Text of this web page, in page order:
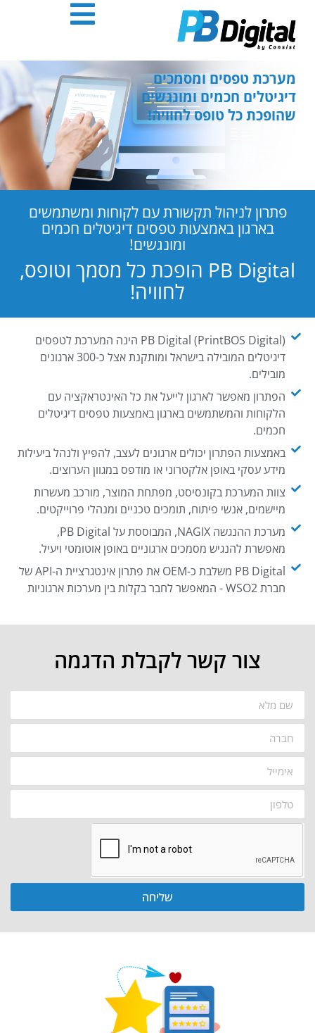
אנטר
מערכת טפסים ומסמכים
דיגיטלים חכמים ומונגשים
שהופכת כל טופס לחוויה!
פתרון לניהול תקשורת עם לקוחות ומשתמשים
בארגון באמצעות טפסים דיגיטלים חכמים
ומונגשים!
PB Digital הופכת כל מסמך וטופס,
לחוויה!
PB Digital (PrintBOS Digital) הינה המערכת לטפסים
דיגיטלים המובילה בישראל ומותקנת אצל כ-300 ארגונים
מובילים.
הפתרון מאפשר לארגון לייעל את כל האינטראקציה עם
הלקוחות והמשתמשים בארגון באמצעות טפסים דיגיטלים
חכמים.
באמצעות הפתרון יכולים ארגונים לעצב, להפיץ ולנהל ביעילות
מידע עסקי באופן אלקטרוני או מודפס במגוון הערוצים.
צוות המערכת בקונסיסט, מפתחת המוצר, מורכב מעשרות
מיישמים, אנשי פיתוח, תומכים טכניים ומנהלי פרוייקטים.
מערכת ההנגשה NAGIX, המבוססת על PB Digital,
מאפשרת להנגיש מסמכים ארגוניים באופן אוטומטי ויעיל.
PB Digital משלבת כ-OEM את פתרון אינטגרציית ה-API של
חברת WSO2 - המאפשר לחבר בקלות בין מערכות ארגוניות
צור קשר לקבלת הדגמה
שליחה